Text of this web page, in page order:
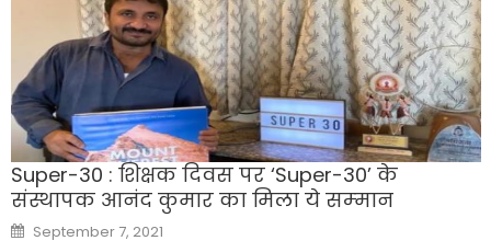
Super-30 : शिक्षक दिवस पर ‘Super-30’ के
संस्थापक आनंद कुमार का मिला ये सम्‍मान
Posted
on
September 7, 2021